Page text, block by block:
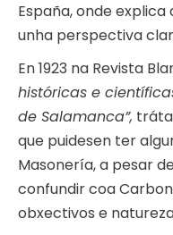
España, onde
unha perspectiva
En 1923 na Revista
históricas e
de Salamanca”,
que puidesen ter
Masonería, a pesar
confundir coa
obxectivos e